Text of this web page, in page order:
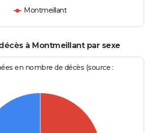
Montmeillant
à Montmeillant par sexe
en nombre de décès (source :